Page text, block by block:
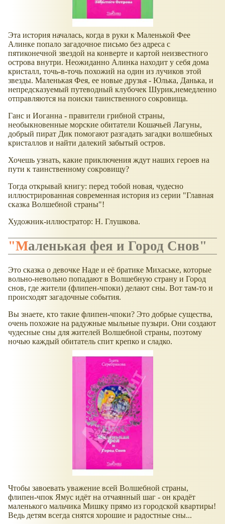
Эта история началась, когда в руки к Маленькой Фее
Алинке попало загадочное письмо без адреса с
пятиконечной звездой на конверте и картой неизвестного
острова внутри. Неожиданно Алинка находит у себя дома
кристалл, точь-в-точь похожий на один из лучиков этой
звезды. Маленькая Фея, ее новые друзья - Юлька, Данька, и
непредсказуемый путеводный клубочек Шурик,немедленно
отправляются на поиски таинственного сокровища.
Ганс и Иоганна - правители грибной страны,
необыкновенные морские обитатели Кошачьей Лагуны,
добрый пират Дик помогают разгадать загадки волшебных
кристаллов и найти далекий забытый остров.
Хочешь узнать, какие приключения ждут наших героев на
пути к таинственному сокровищу?
Тогда открывай книгу: перед тобой новая, чудесно
иллюстрированная современная история из серии "Главная
сказка Волшебной страны"!
Художник-иллюстратор: Н. Глушкова.
"Маленькая фея и Город Снов"
Это сказка о девочке Наде и её братике Михаське, которые
вольно-невольно попадают в Волшебную страну и Город
снов, где жители (флипен-чпоки) делают сны. Вот там-то и
происходят загадочные события.
Вы знаете, кто такие флипен-чпоки? Это добрые существа,
очень похожие на радужные мыльные пузыри. Они создают
чудесные сны для жителей Волшебной страны, поэтому
ночью каждый обитатель спит крепко и сладко.
Чтобы завоевать уважение всей Волшебной страны,
флипен-чпок Ямус идёт на отчаянный шаг - он крадёт
маленького мальчика Мишку прямо из городской квартиры!
Ведь детям всегда снятся хорошие и радостные сны...